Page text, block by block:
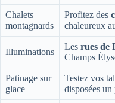
Chalets
montagnards
Profitez des
chaleureux
Illuminations
Les rues de
Champs
Patinage sur
glace
Testez vos
disposées